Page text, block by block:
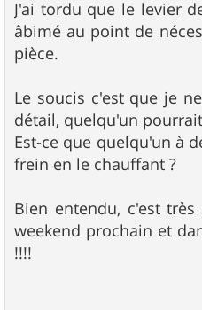
J'ai tordu que le levier
âbimé au point de
pièce.
Le soucis c'est que je
détail, quelqu'un
Est-ce que quelqu'un à
frein en le chauffant ?
Bien entendu, c'est
weekend prochain et
!!!!